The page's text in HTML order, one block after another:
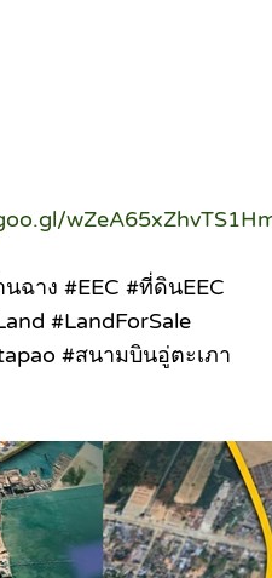
ฉาง #EEC #ที่ดินEEC
#LandForSale
#สนามบินอู่ตะเภา